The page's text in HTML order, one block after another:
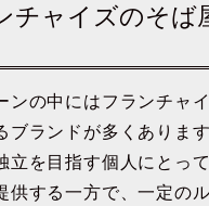
チャイズのそば
ンの中にはフランチャ
ブランドが多くありま
立を目指す個人にとっ
供する一方で、一定の